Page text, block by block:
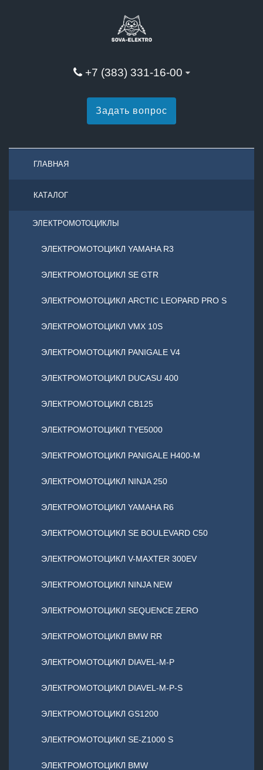
+7 (383) 331-16-00
Задать вопрос
ГЛАВНАЯ
КАТАЛОГ
ЭЛЕКТРОМОТОЦИКЛЫ
ЭЛЕКТРОМОТОЦИКЛ YAMAHA R3
ЭЛЕКТРОМОТОЦИКЛ SE GTR
ЭЛЕКТРОМОТОЦИКЛ ARCTIC LEOPARD PRO S
ЭЛЕКТРОМОТОЦИКЛ VMX 10S
ЭЛЕКТРОМОТОЦИКЛ PANIGALE V4
ЭЛЕКТРОМОТОЦИКЛ DUCASU 400
ЭЛЕКТРОМОТОЦИКЛ CB125
ЭЛЕКТРОМОТОЦИКЛ TYE5000
ЭЛЕКТРОМОТОЦИКЛ PANIGALE H400-M
ЭЛЕКТРОМОТОЦИКЛ NINJA 250
ЭЛЕКТРОМОТОЦИКЛ YAMAHA R6
ЭЛЕКТРОМОТОЦИКЛ SE BOULEVARD C50
ЭЛЕКТРОМОТОЦИКЛ V-MAXTER 300EV
ЭЛЕКТРОМОТОЦИКЛ NINJA NEW
ЭЛЕКТРОМОТОЦИКЛ SEQUENCE ZERO
ЭЛЕКТРОМОТОЦИКЛ BMW RR
ЭЛЕКТРОМОТОЦИКЛ DIAVEL-M-P
ЭЛЕКТРОМОТОЦИКЛ DIAVEL-M-P-S
ЭЛЕКТРОМОТОЦИКЛ GS1200
ЭЛЕКТРОМОТОЦИКЛ SE-Z1000 S
ЭЛЕКТРОМОТОЦИКЛ BMW